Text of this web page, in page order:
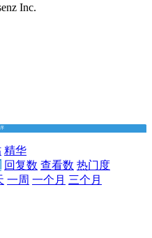
Inc.
精华
回复数 查看数 热门度
一周 一个月 三个月